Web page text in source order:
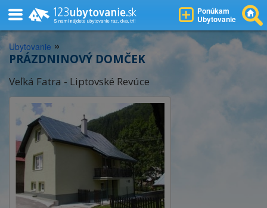
Ponúkam
Ubytovanie
Ubytovanie »
PRÁZDNINOVÝ DOMČEK
Veľká Fatra - Liptovské Revúce